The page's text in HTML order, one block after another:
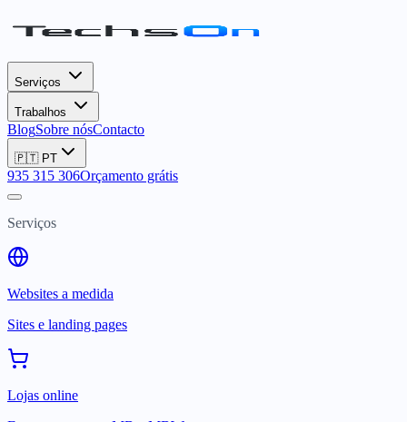
Serviços
Trabalhos
BlogSobre nósContacto
🇵🇹 PT
935 315 306Orçamento grátis
Serviços
Websites a medida
Sites e landing pages
Lojas online